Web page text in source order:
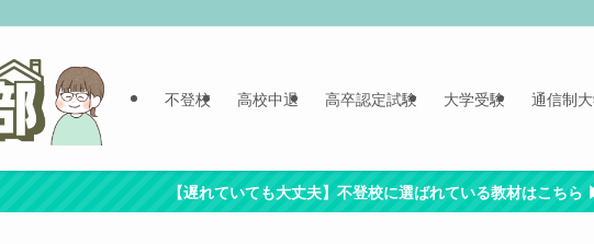
不登校 高校中退 高卒認定試験 大学受験 通信制
【遅れていても大丈夫】不登校に選ばれている教材はこちら